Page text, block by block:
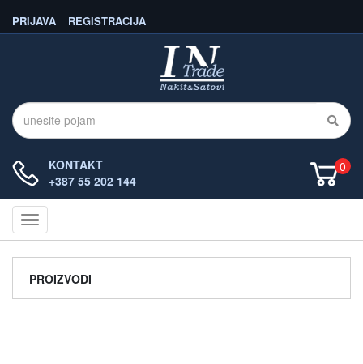
REGISTRACIJA
PRIJAVA
KONTAKT
+387 55 202 144
0
Navigacija
PROIZVODI